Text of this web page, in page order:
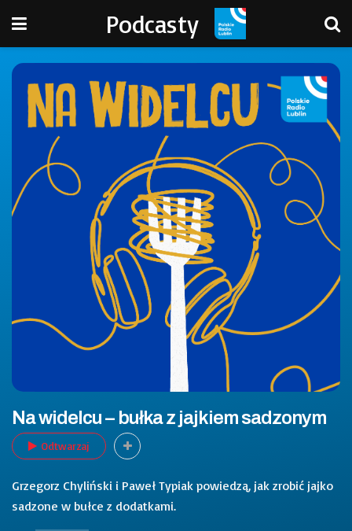
Podcasty
Na widelcu – bułka z jajkiem sadzonym
Odtwarzaj
Grzegorz Chyliński i Paweł Typiak powiedzą, jak zrobić jajko
sadzone w bułce z dodatkami.